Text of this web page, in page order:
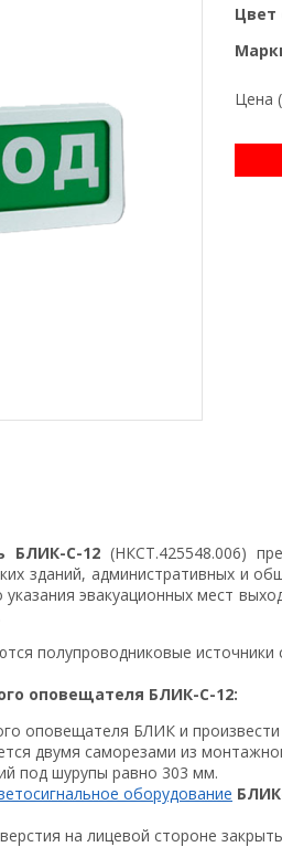
Цвет
Цена
БЛИК-С-12 (НКСТ.425548.006)
зданий, административных и
эвакуационных мест
полупроводниковые источники
оповещателя БЛИК-С-12:
оповещателя БЛИК и произвести
двумя саморезами из
под шурупы равно 303 мм.
оборудование
на лицевой стороне